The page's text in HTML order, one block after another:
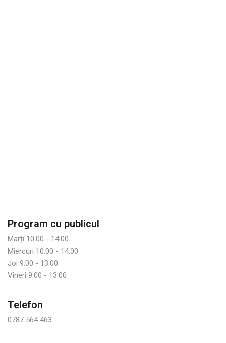
Program cu publicul
Marți 10:00 - 14:00
Miercuri 10:00 - 14:00
Joi 9:00 - 13:00
Vineri 9:00 - 13:00
Telefon
0787 564 463